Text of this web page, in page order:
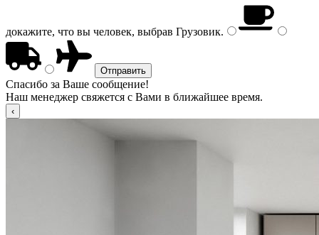
докажите, что вы человек, выбрав Грузовик.
Спасибо за Ваше сообщение!
Наш менеджер свяжется с Вами в ближайшее время.